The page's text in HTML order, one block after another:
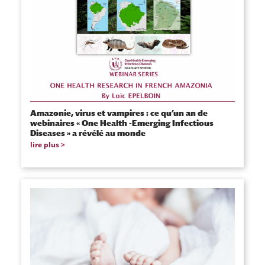
Amazonie, virus et vampires : ce qu’un an de
webinaires « One Health -Emerging Infectious
Diseases » a révélé au monde
lire plus